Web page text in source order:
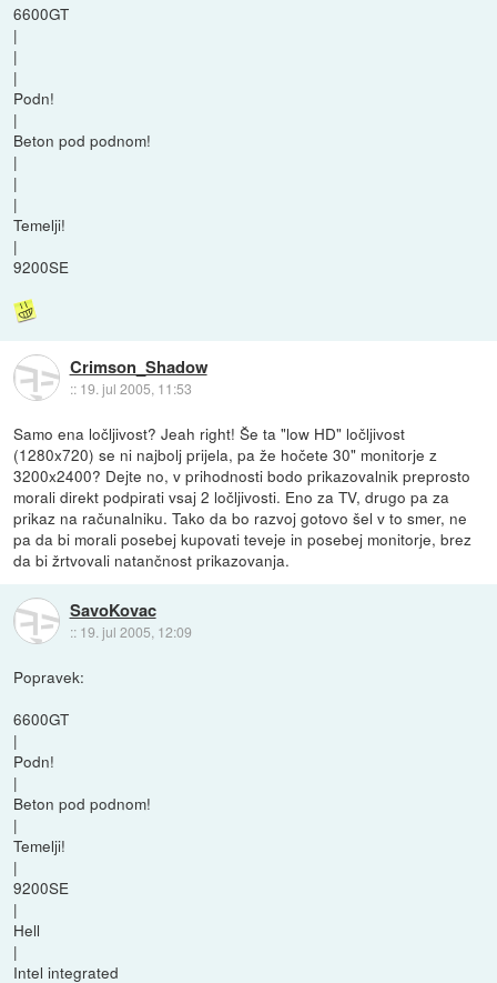
6600GT
|
|
|
Podn!
|
Beton pod podnom!
|
|
|
Temelji!
|
9200SE
Crimson_Shadow
:: 19. jul 2005, 11:53
Samo ena ločljivost? Jeah right! Še ta "low HD" ločljivost
(1280x720) se ni najbolj prijela, pa že hočete 30" monitorje z
3200x2400? Dejte no, v prihodnosti bodo prikazovalnik preprosto
morali direkt podpirati vsaj 2 ločljivosti. Eno za TV, drugo pa za
prikaz na računalniku. Tako da bo razvoj gotovo šel v to smer, ne
pa da bi morali posebej kupovati teveje in posebej monitorje, brez
da bi žrtvovali natančnost prikazovanja.
SavoKovac
:: 19. jul 2005, 12:09
Popravek:
6600GT
|
Podn!
|
Beton pod podnom!
|
Temelji!
|
9200SE
|
Hell
|
Intel integrated